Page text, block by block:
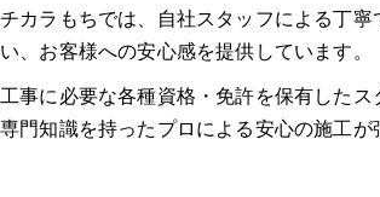
チカラもちでは、自社スタッフによる丁寧
い、お客様への安心感を提供しています。
工事に必要な各種資格・免許を保有したス
専門知識を持ったプロによる安心の施工が